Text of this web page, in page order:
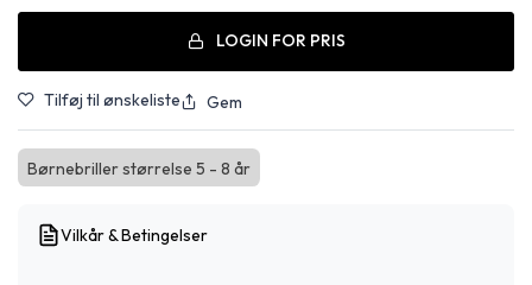
LOGIN FOR PRIS
Tilføj til ønskeliste Gem
Børnebriller størrelse 5 - 8 år
Vilkår & Betingelser